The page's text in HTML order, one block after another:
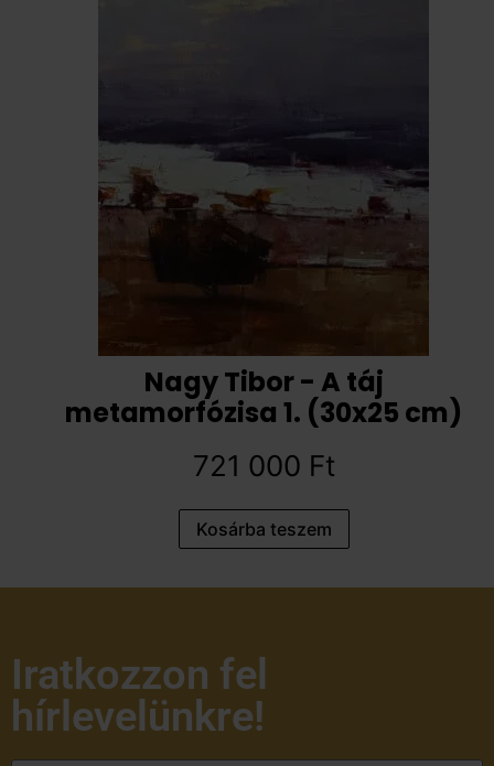
Nagy Tibor - A táj
metamorfózisa 1. (30x25 cm)
721 000 Ft
Kosárba teszem
Iratkozzon fel
hírlevelünkre!